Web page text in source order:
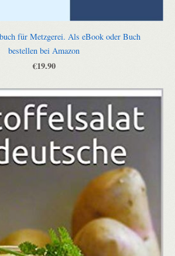
für Metzgerei. Als eBook oder Buch
bestellen bei Amazon
€19.90